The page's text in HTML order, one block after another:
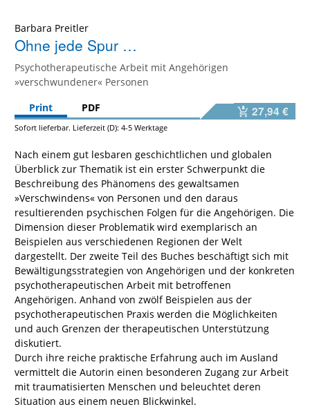
Barbara Preitler
Ohne jede Spur …
Psychotherapeutische Arbeit mit Angehörigen
»verschwundener« Personen
Print
PDF 27,94 €
Sofort lieferbar. Lieferzeit (D): 4-5 Werktage
Nach einem gut lesbaren geschichtlichen und globalen
Überblick zur Thematik ist ein erster Schwerpunkt die
Beschreibung des Phänomens des gewaltsamen
»Verschwindens« von Personen und den daraus
resultierenden psychischen Folgen für die Angehörigen. Die
Dimension dieser Problematik wird exemplarisch an
Beispielen aus verschiedenen Regionen der Welt
dargestellt. Der zweite Teil des Buches beschäftigt sich mit
Bewältigungsstrategien von Angehörigen und der konkreten
psychotherapeutischen Arbeit mit betroffenen
Angehörigen. Anhand von zwölf Beispielen aus der
psychotherapeutischen Praxis werden die Möglichkeiten
und auch Grenzen der therapeutischen Unterstützung
diskutiert.
Durch ihre reiche praktische Erfahrung auch im Ausland
vermittelt die Autorin einen besonderen Zugang zur Arbeit
mit traumatisierten Menschen und beleuchtet deren
Situation aus einem neuen Blickwinkel.